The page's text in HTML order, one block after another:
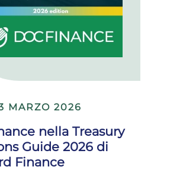
MARZO 2026
nella Treasury
Guide 2026 di
Finance